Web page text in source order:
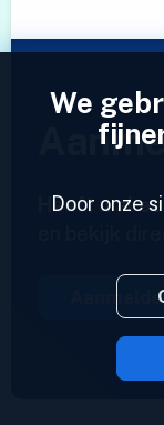
Heeft u al
en bekijk
We
Door onze